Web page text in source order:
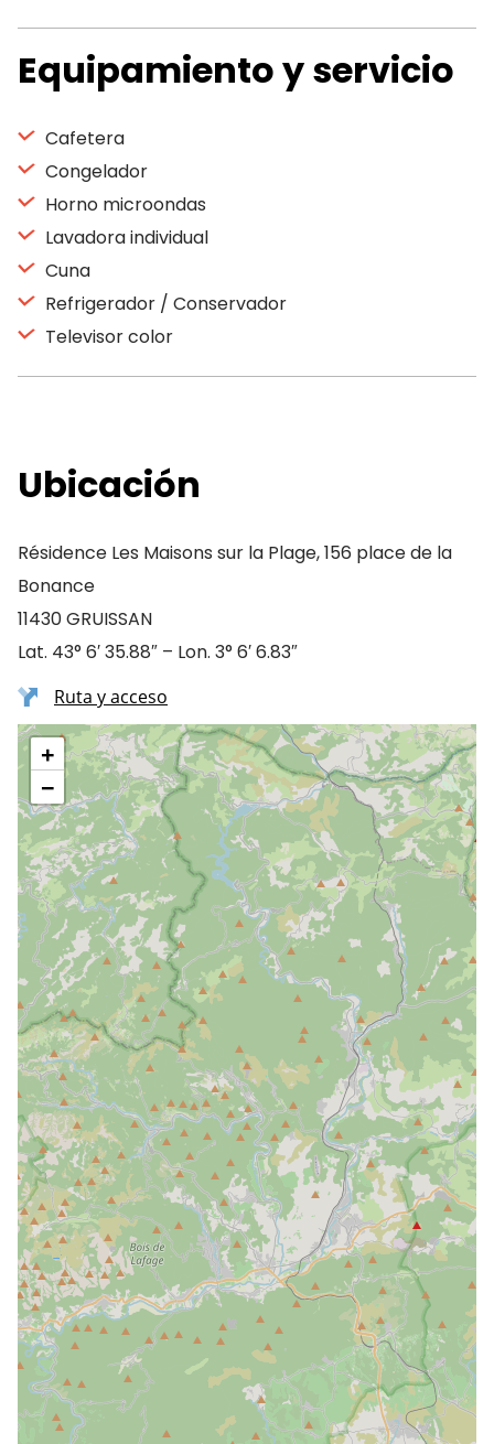
Equipamiento y servicio
Cafetera
Congelador
Horno microondas
Lavadora individual
Cuna
Refrigerador / Conservador
Televisor color
Ubicación
Résidence Les Maisons sur la Plage, 156 place de la
Bonance
11430 GRUISSAN
Lat. 43° 6′ 35.88″ – Lon. 3° 6′ 6.83″
Ruta y acceso
+
−